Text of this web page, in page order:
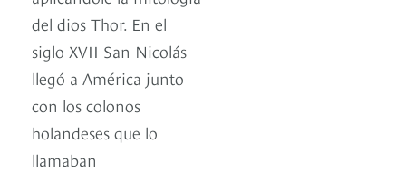
del dios Thor. En el
siglo XVII San Nicolás
llegó a América junto
con los colonos
holandeses que lo
llamaban